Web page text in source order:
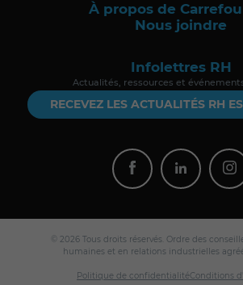
À propos de
Nous joindre
Infolettres RH
Actualités, ressources et
RECEVEZ LES ACTUALITÉS RH
© 2026 Tous droits réservés. Ordre des
humaines et en relations industrielles
Politique de confidentialitéConditions